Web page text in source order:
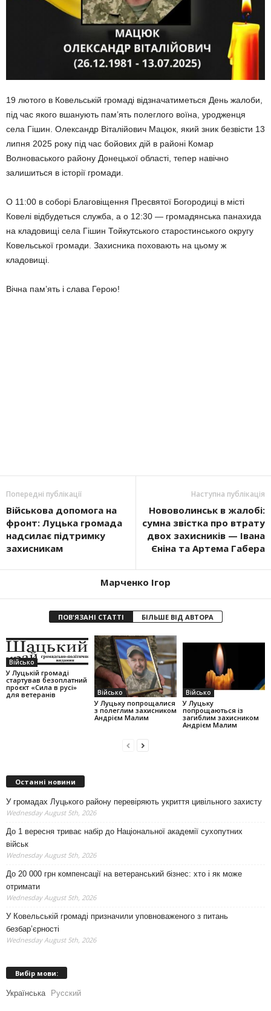
19 лютого в Ковельській громаді відзначатиметься День жалоби,
під час якого вшанують пам’ять полеглого воїна, уродженця
села Гішин. Олександр Віталійович Мацюк, який зник безвісти 13
липня 2025 року під час бойових дій в районі Комар
Волноваського району Донецької області, тепер навічно
залишиться в історії громади.
О 11:00 в соборі Благовіщення Пресвятої Богородиці в місті
Ковелі відбудеться служба, а о 12:30 — громадянська панахида
на кладовищі села Гішин Тойкутського старостинського округу
Ковельської громади. Захисника поховають на цьому ж
кладовищі.
Вічна пам’ять і слава Герою!
Попередні публікації
Військова допомога на
фронт: Луцька громада
надсилає підтримку
захисникам
Наступна публікація
Нововолинськ в жалобі:
сумна звістка про втрату
двох захисників — Івана
Єніна та Артема Габера
Марченко Ігор
ПОВ'ЯЗАНІ СТАТТІ БІЛЬШЕ ВІД АВТОРА
Військо
У Луцькій громаді
стартував безоплатний
проєкт «Сила в русі»
для ветеранів
Військо
У Луцьку попрощалися
з полеглим захисником
Андрієм Малим
Військо
У Луцьку
попрощаються із
загиблим захисником
Андрієм Малим
Останні новини
У громадах Луцького району перевіряють укриття цивільного захисту
Wednesday August 5th, 2026
До 1 вересня триває набір до Національної академії сухопутних
військ
Wednesday August 5th, 2026
До 20 000 грн компенсації на ветеранський бізнес: хто і як може
отримати
Wednesday August 5th, 2026
У Ковельській громаді призначили уповноваженого з питань
безбар’єрності
Wednesday August 5th, 2026
Вибір мови:
Українська Русский